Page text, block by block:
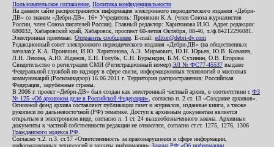
Пользовательское соглашение Политика конфиденциальности
На данном сайте распространяется информация электронного периодического издания «Дебри-
ДВ» со знаком «Дебри-ДВ». 16+ Учредитель: Пронякин К.А. (член Союза журналистов
России, член Союза писателей России). Главный редактор: Харитонова И.Ю. Адрес редакции:
680032, Хабаровский край, Хабаровск, проспект 60-летия Октября, 88-46, т./ф.84212296081.
Электронная приемная: Отправить сообщение . E-mail: editor@debri-dv.com
Редакционный совет электронного периодического издания «Дебри-ДВ» (на общественных
началах): К.А. Пронякин, И.Ю. Харитонова, А.Э. Мирмович, Ю.Н. Юрьев, Ю.В. Ковалев,
Л.Н. Левина, А.Ю. Жданов, Е.Н. Голубь, С.Н. Бурындин, Б.М. Сухинин, О.В. Егорова
Свидетельство о регистрации СМИ (Регистрационный номер) ЭЛ № ФС77-45537 выдано
Федеральной службой по надзору в сфере связи, информационных технологий и массовых
коммуникаций (Роскомнадзор) 16.06.2011 г. Территория распространения: Российская
Федерация, зарубежные страны.
В 2006 г. проект «Дебри-ДВ» был создан как электронный частный архив, в соответствии с ФЗ
№ 125 «Об архивном деле в Российской Федерации» , согласно п. 2 ст. 13 «Создание архивов».
Основной фонд архива составляют публикации газет и журналов, изданные книги, а также
рукописи по дальневосточной (РФ) тематике. Доступ к архивным документам является
открытым в электронном виде, согласно п. 1 ст. 24 вышеобозначенного закона. Архивные
документы к частной собственности редакции не относятся, согласно ст.ст. 1275, 1276, 1306
Гражданского кодекса РФ
Согласно ч.2. п.3. ст.17 «Ответственность за правонарушения в сфере информации,
информационных технологий и защиты информации» Закона РФ «Об информации,